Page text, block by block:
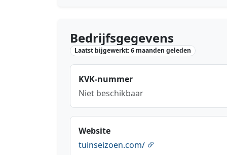
Bedrijfsgegevens
Laatst bijgewerkt: 6 maanden geleden
KVK-nummer
Niet beschikbaar
Website
tuinseizoen.com/